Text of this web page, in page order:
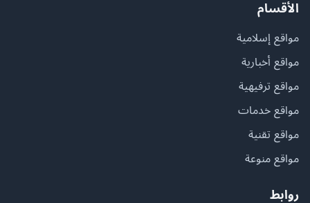
الأقسام
مواقع إسلامية
مواقع أخبارية
مواقع ترفيهية
مواقع خدمات
مواقع تقنية
مواقع منوعة
روابط